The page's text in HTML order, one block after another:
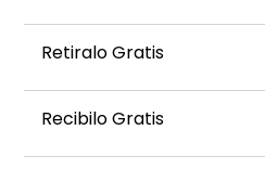
Retiralo Gratis
Recibilo Gratis